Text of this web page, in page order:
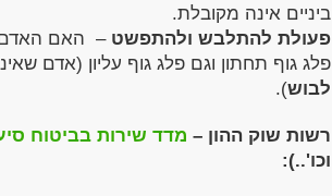
ביניים אינה מקובלת.
פעולת להתלבש ולהתפשט – האם
פלג גוף תחתון וגם פלג גוף עליון (אדם
לבוש).
רשות שוק ההון – מדד שירות בביטוח
וכו'..):